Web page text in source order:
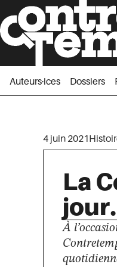
Auteurs·ices Dossiers
4 juin 2021
La
À